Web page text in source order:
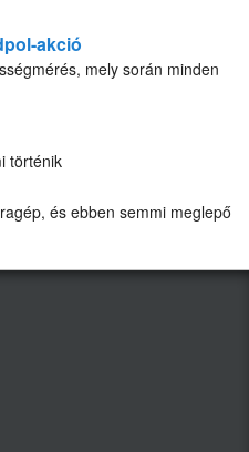
akció
mely során minden
történik
és ebben semmi meglepő